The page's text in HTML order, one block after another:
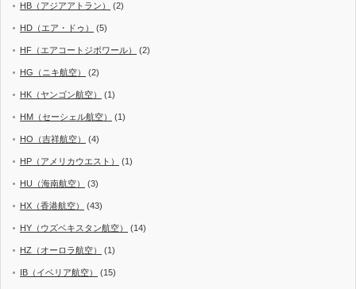
HB（アジアアトラン） (2)
HD（エア・ドゥ） (5)
HF（エアコートジボワール） (2)
HG（ニキ航空） (2)
HK（ヤンゴン航空） (1)
HM（セーシェル航空） (1)
HO（吉祥航空） (4)
HP（アメリカウエスト） (1)
HU（海南航空） (3)
HX（香港航空） (43)
HY（ウズベキスタン航空） (14)
HZ（オーロラ航空） (1)
IB（イベリア航空） (15)